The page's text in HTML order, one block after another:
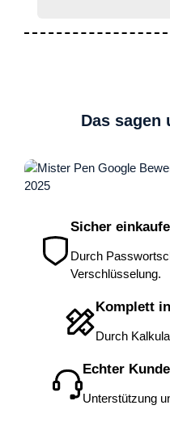
Das sagen
Mehr erfahren
Sicher
Durch
Verschlüsselung.
Komplett
Durch
Echter
Unterstützung